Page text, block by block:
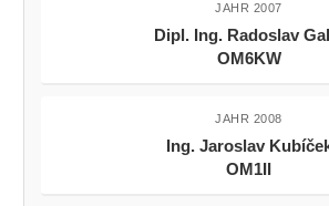
JAHR 2007
Dipl. Ing. Radoslav
OM6KW
JAHR 2008
Ing. Jaroslav
OM1II